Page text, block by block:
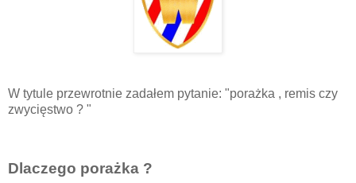
W tytule przewrotnie zadałem pytanie: "porażka , remis czy
zwycięstwo ? "
Dlaczego porażka ?